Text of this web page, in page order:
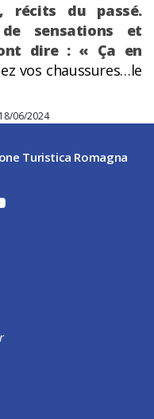
récits du passé.
sensations et
dire : « Ça en
vos chaussures…le
06/2024
Turistica Romagna